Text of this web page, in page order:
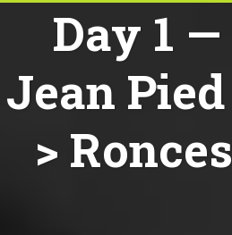
Day 1
Jean
>